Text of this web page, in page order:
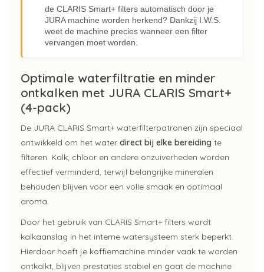
de CLARIS Smart+ filters automatisch door je
JURA machine worden herkend? Dankzij I.W.S.
weet de machine precies wanneer een filter
vervangen moet worden.
Optimale waterfiltratie en minder
ontkalken met JURA CLARIS Smart+
(4-pack)
De JURA CLARIS Smart+ waterfilterpatronen zijn speciaal
ontwikkeld om het water direct bij elke bereiding te
filteren. Kalk, chloor en andere onzuiverheden worden
effectief verminderd, terwijl belangrijke mineralen
behouden blijven voor een volle smaak en optimaal
aroma.
Door het gebruik van CLARIS Smart+ filters wordt
kalkaanslag in het interne watersysteem sterk beperkt.
Hierdoor hoeft je koffiemachine minder vaak te worden
ontkalkt, blijven prestaties stabiel en gaat de machine